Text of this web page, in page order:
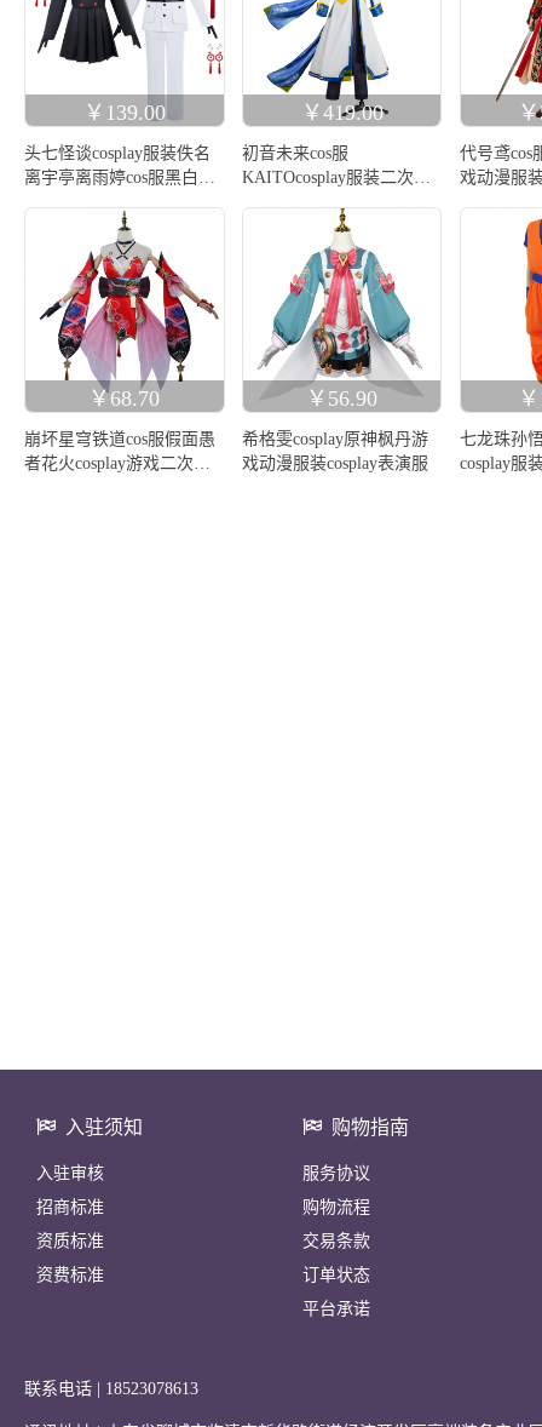
￥139.00
头七怪谈cosplay服装佚名
离宇亭离雨婷cos服黑白无
￥419.00
初音未来cos服
KAITOcosplay服装二次元
代号鸢cos
戏动漫服
￥68.70
崩坏星穹铁道cos服假面愚
者花火cosplay游戏二次元
￥56.90
希格雯cosplay原神枫丹游
戏动漫服装cosplay表演服
七龙珠孙
cosplay服
入驻须知
入驻审核
招商标准
资质标准
资费标准
购物指南
服务协议
购物流程
交易条款
订单状态
平台承诺
联系电话 | 18523078613